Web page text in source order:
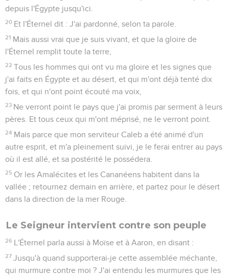
depuis l'Égypte jusqu'ici.
20 Et l'Éternel dit : J'ai pardonné, selon ta parole.
21 Mais aussi vrai que je suis vivant, et que la gloire de
l'Éternel remplit toute la terre,
22 Tous les hommes qui ont vu ma gloire et les signes que
j'ai faits en Égypte et au désert, et qui m'ont déjà tenté dix
fois, et qui n'ont point écouté ma voix,
23 Ne verront point le pays que j'ai promis par serment à leurs
pères. Et tous ceux qui m'ont méprisé, ne le verront point.
24 Mais parce que mon serviteur Caleb a été animé d'un
autre esprit, et m'a pleinement suivi, je le ferai entrer au pays
où il est allé, et sa postérité le possédera.
25 Or les Amalécites et les Cananéens habitent dans la
vallée ; retournez demain en arrière, et partez pour le désert
dans la direction de la mer Rouge.
Le Seigneur intervient contre son peuple
26 L'Éternel parla aussi à Moïse et à Aaron, en disant :
27 Jusqu'à quand supporterai-je cette assemblée méchante,
qui murmure contre moi ? J'ai entendu les murmures que les